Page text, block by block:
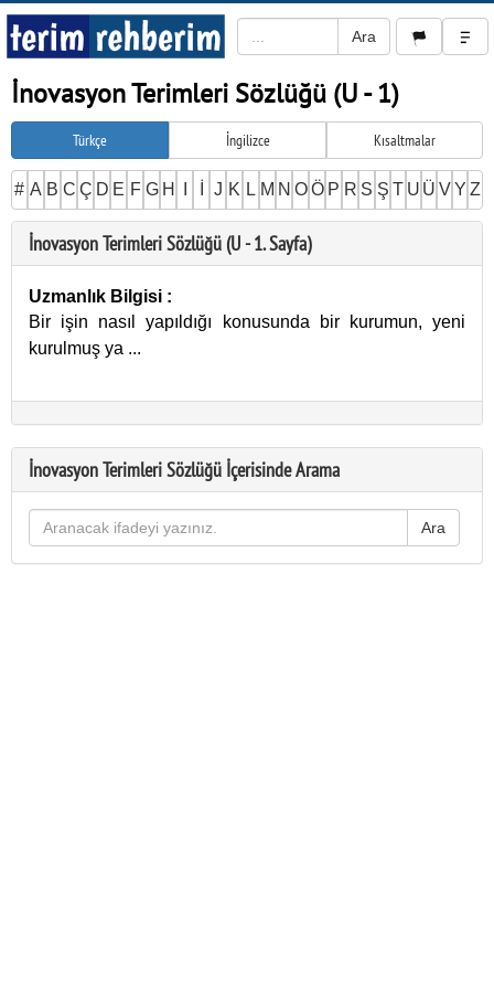
İnovasyon Terimleri Sözlüğü (U - 1)
Türkçe İngilizce Kısaltmalar
# A B C Ç D E F G H J K L M N O Ö P R S Ş T U Ü V Y Z
İnovasyon Terimleri Sözlüğü (U - 1. Sayfa)
Uzmanlık Bilgisi :
Bir işin nasıl yapıldığı konusunda bir kurumun, yeni
kurulmuş ya ...
İnovasyon Terimleri Sözlüğü İçerisinde Arama